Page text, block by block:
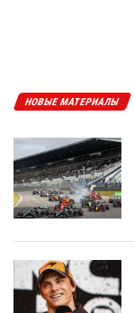
НОВЫЕ МАТЕРИАЛЫ